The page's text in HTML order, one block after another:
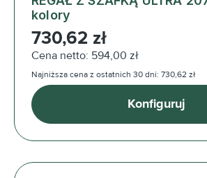
kolory
Cena regularna:
730,62 zł
Cena netto: 594,00 zł
Najniższa cena z ostatnich 30 dni: 730,62 zł
Konfiguruj